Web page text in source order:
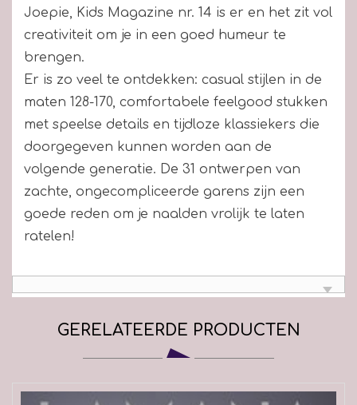
Joepie, Kids Magazine nr. 14 is er en het zit vol
creativiteit om je in een goed humeur te
brengen.
Er is zo veel te ontdekken: casual stijlen in de
maten 128-170, comfortabele feelgood stukken
met speelse details en tijdloze klassiekers die
doorgegeven kunnen worden aan de
volgende generatie. De 31 ontwerpen van
zachte, ongecompliceerde garens zijn een
goede reden om je naalden vrolijk te laten
ratelen!
GERELATEERDE PRODUCTEN